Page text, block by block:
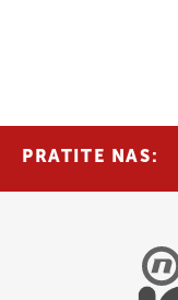
PRATITE NAS: